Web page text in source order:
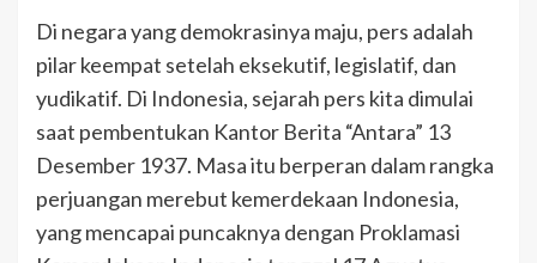
Di negara yang demokrasinya maju, pers adalah
pilar keempat setelah eksekutif, legislatif, dan
yudikatif. Di Indonesia, sejarah pers kita dimulai
saat pembentukan Kantor Berita “Antara” 13
Desember 1937. Masa itu berperan dalam rangka
perjuangan merebut kemerdekaan Indonesia,
yang mencapai puncaknya dengan Proklamasi